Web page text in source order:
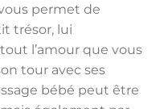
permet de
trésor, lui
l’amour que vous
tour avec ses
bébé peut être